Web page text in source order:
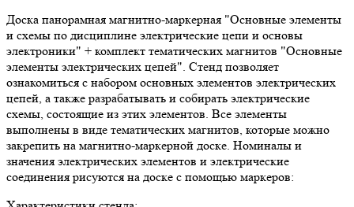
Доска панорамная магнитно-маркерная "Основные элементы
и схемы по дисциплине электрические цепи и основы
электроники" + комплект тематических магнитов "Основные
элементы электрических цепей". Стенд позволяет
ознакомиться с набором основных элементов электрических
цепей, а также разрабатывать и собирать электрические
схемы, состоящие из этих элементов. Все элементы
выполнены в виде тематических магнитов, которые можно
закрепить на магнитно-маркерной доске. Номиналы и
значения электрических элементов и электрические
соединения рисуются на доске с помощью маркеров: